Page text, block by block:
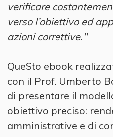
verificare
verso l’obiettivo ed
azioni correttive."
QueSto ebook
con il Prof. Umberto
di presentare il
obiettivo preciso:
amministrative e di